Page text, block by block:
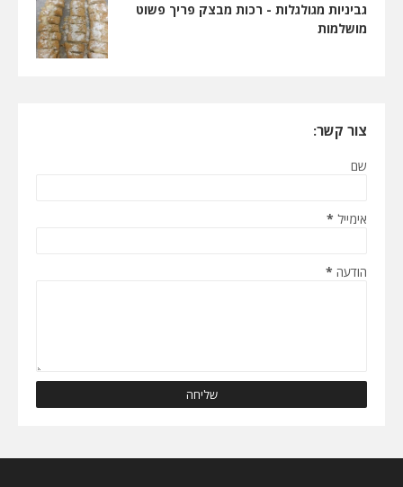
גביניות מגולגלות - רכות מבצק פריך פשוט
מושלמות
צור קשר:
שם
אימייל *
הודעה *